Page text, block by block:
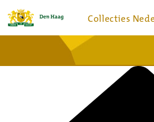
Collecties
Bronnen en collecties